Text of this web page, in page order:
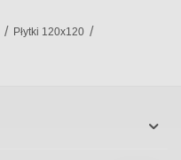
/ Płytki 120x120 /